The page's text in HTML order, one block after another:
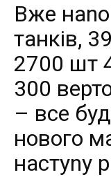
Вже
тaнків,
2700 шт
300
– все
нового
наcтуnу